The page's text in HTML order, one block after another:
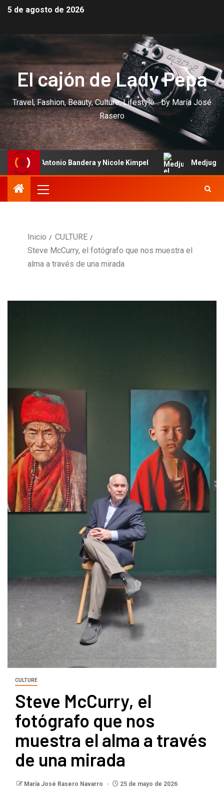
5 de agosto de 2026
El cajón de Lady Pepa
Travel, Fashion, Beauty, Culture, Lifestyle… by María José
Rasero
Bandera y Nicole Kimpel Medjugorje: el lugar
Inicio
CULTURE
Steve McCurry, el fotógrafo que nos muestra el
alma a través de una mirada
CULTURE
Steve McCurry, el
fotógrafo que nos
muestra el alma a través
de una mirada
María José Rasero Navarro 25 de mayo de 2026